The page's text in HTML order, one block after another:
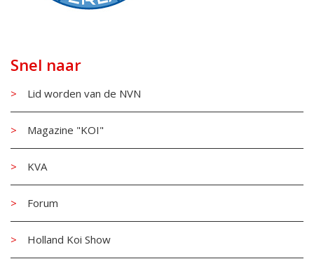
Snel naar
Lid worden van de NVN
Magazine "KOI"
KVA
Forum
Holland Koi Show